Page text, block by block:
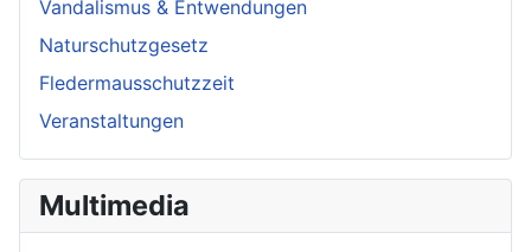
Vandalismus & Entwendungen
Naturschutzgesetz
Fledermausschutzzeit
Veranstaltungen
Multimedia